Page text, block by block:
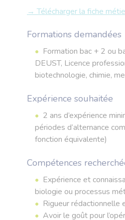
→ Télécharger la fiche
Formations demandées
Formation bac + 2 ou
DEUST, Licence
biotechnologie, chimie,
Expérience souhaitée
2 ans d’expérience
périodes d’alternance
fonction équivalente)
Compétences
Expérience et
biologie ou processus
Rigueur rédactionnelle
Avoir le goût pour